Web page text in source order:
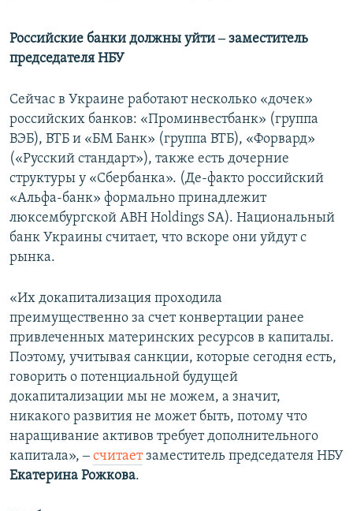
Российские банки должны уйти ‒ заместитель
председателя НБУ
Сейчас в Украине работают несколько «дочек»
российских банков: «Проминвестбанк» (группа
ВЭБ), ВТБ и «БМ Банк» (группа ВТБ), «Форвард»
(«Русский стандарт»), также есть дочерние
структуры у «Сбербанка». (Де-факто российский
«Альфа-банк» формально принадлежит
люксембургской ABH Holdings SA). Национальный
банк Украины считает, что вскоре они уйдут с
рынка.
«Их докапитализация проходила
преимущественно за счет конвертации ранее
привлеченных материнских ресурсов в капиталы.
Поэтому, учитывая санкции, которые сегодня есть,
говорить о потенциальной будущей
докапитализации мы не можем, а значит,
никакого развития не может быть, потому что
наращивание активов требует дополнительного
капитала», ‒считаетзаместитель председателя НБУ
Екатерина Рожкова.